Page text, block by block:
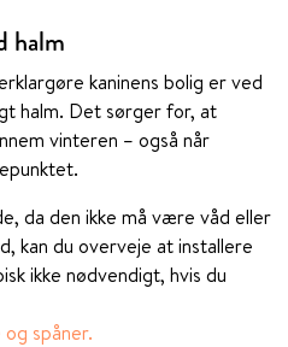
halm
kaninens bolig er ved
halm. Det sørger for, at
vinteren – også når
da den ikke må være våd eller
kan du overveje at installere
ikke nødvendigt, hvis du
spåner.